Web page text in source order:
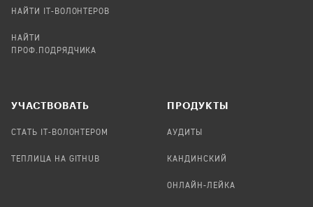
НАЙТИ IT-ВОЛОНТЕРОВ
НАЙТИ
ПРОФ.ПОДРЯДЧИКА
УЧАСТВОВАТЬ
СТАТЬ IT-ВОЛОНТЕРОМ
ТЕПЛИЦА НА GITHUB
ПРОДУКТЫ
АУДИТЫ
КАНДИНСКИЙ
ОНЛАЙН-ЛЕЙКА